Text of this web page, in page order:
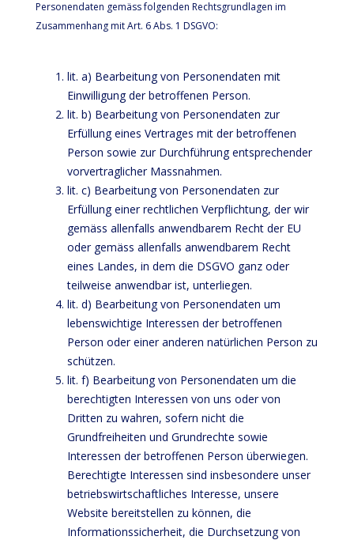
Personendaten gemäss folgenden Rechtsgrundlagen im
Zusammenhang mit Art. 6 Abs. 1 DSGVO:
lit. a) Bearbeitung von Personendaten mit
Einwilligung der betroffenen Person.
lit. b) Bearbeitung von Personendaten zur
Erfüllung eines Vertrages mit der betroffenen
Person sowie zur Durchführung entsprechender
vorvertraglicher Massnahmen.
lit. c) Bearbeitung von Personendaten zur
Erfüllung einer rechtlichen Verpflichtung, der wir
gemäss allenfalls anwendbarem Recht der EU
oder gemäss allenfalls anwendbarem Recht
eines Landes, in dem die DSGVO ganz oder
teilweise anwendbar ist, unterliegen.
lit. d) Bearbeitung von Personendaten um
lebenswichtige Interessen der betroffenen
Person oder einer anderen natürlichen Person zu
schützen.
lit. f) Bearbeitung von Personendaten um die
berechtigten Interessen von uns oder von
Dritten zu wahren, sofern nicht die
Grundfreiheiten und Grundrechte sowie
Interessen der betroffenen Person überwiegen.
Berechtigte Interessen sind insbesondere unser
betriebswirtschaftliches Interesse, unsere
Website bereitstellen zu können, die
Informationssicherheit, die Durchsetzung von